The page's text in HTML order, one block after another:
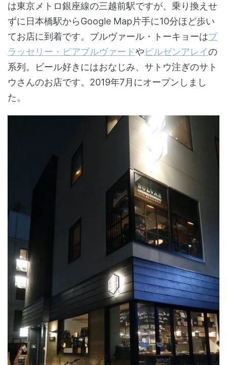
は東京メトロ銀座線の三越前駅ですが、乗り換えせ
ずに日本橋駅からGoogle Map片手に10分ほど歩い
てお店に到着です。ブルヴァール・トーキョーはブ
ラッセリー・ビアブルヴァードやピルゼンアレイの
系列。ビール好きにはおなじみ、サトウ注ぎのサト
ウさんのお店です。2019年7月にオープンしまし
た。